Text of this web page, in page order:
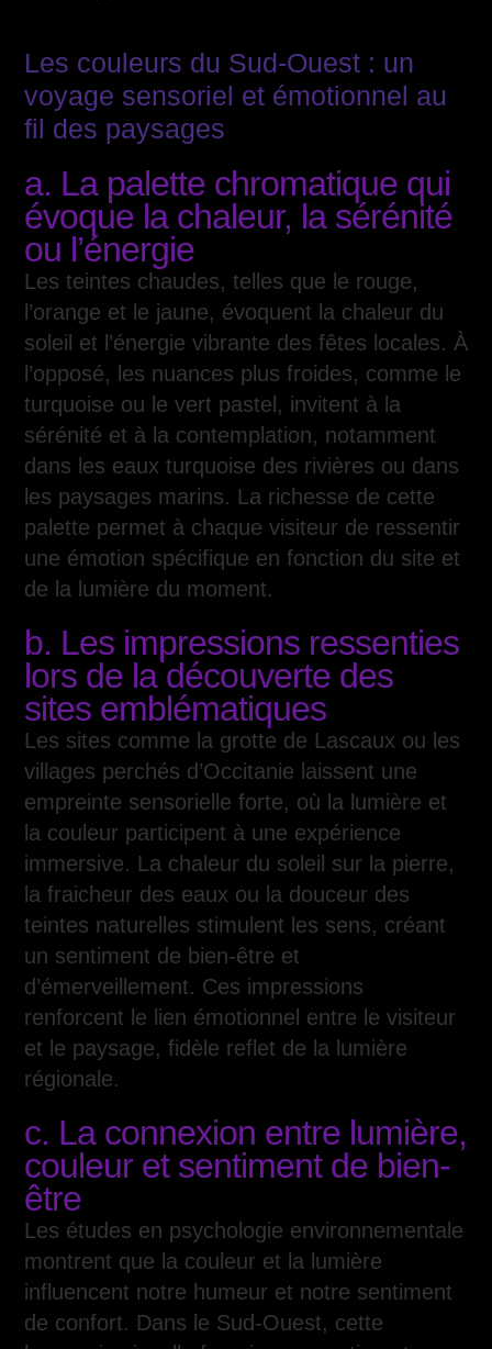
Les couleurs du Sud-Ouest : un
voyage sensoriel et émotionnel au
fil des paysages
a. La palette chromatique qui
évoque la chaleur, la sérénité
ou l’énergie
Les teintes chaudes, telles que le rouge,
l’orange et le jaune, évoquent la chaleur du
soleil et l’énergie vibrante des fêtes locales. À
l’opposé, les nuances plus froides, comme le
turquoise ou le vert pastel, invitent à la
sérénité et à la contemplation, notamment
dans les eaux turquoise des rivières ou dans
les paysages marins. La richesse de cette
palette permet à chaque visiteur de ressentir
une émotion spécifique en fonction du site et
de la lumière du moment.
b. Les impressions ressenties
lors de la découverte des
sites emblématiques
Les sites comme la grotte de Lascaux ou les
villages perchés d’Occitanie laissent une
empreinte sensorielle forte, où la lumière et
la couleur participent à une expérience
immersive. La chaleur du soleil sur la pierre,
la fraicheur des eaux ou la douceur des
teintes naturelles stimulent les sens, créant
un sentiment de bien-être et
d’émerveillement. Ces impressions
renforcent le lien émotionnel entre le visiteur
et le paysage, fidèle reflet de la lumière
régionale.
c. La connexion entre lumière,
couleur et sentiment de bien-
être
Les études en psychologie environnementale
montrent que la couleur et la lumière
influencent notre humeur et notre sentiment
de confort. Dans le Sud-Ouest, cette